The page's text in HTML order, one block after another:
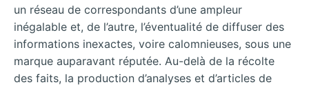
un réseau de correspondants d’une ampleur
inégalable et, de l’autre, l’éventualité de diffuser des
informations inexactes, voire calomnieuses, sous une
marque auparavant réputée. Au-delà de la récolte
des faits, la production d’analyses et d’articles de